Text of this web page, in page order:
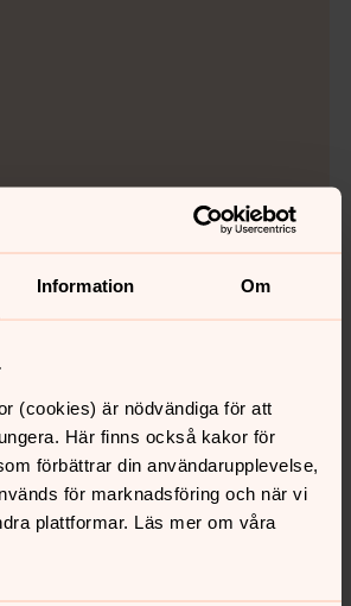
Information Om
(cookies) är nödvändiga för att
Här finns också kakor för
förbättrar din användarupplevelse,
för marknadsföring och när vi
plattformar. Läs mer om våra
Öppna bildspel
gång
infart och parkering är
är tillåten.
att gälla fram till juli 2026, då
ska vara klart. Besökare hänvisas
på gräsmattan till vänster
höger, på gatan längs med staketet.